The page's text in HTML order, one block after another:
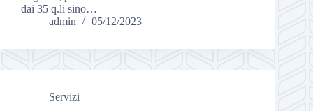
dai 35 q.li sino…
admin
05/12/2023
Servizi